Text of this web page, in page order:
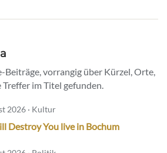
Beiträge, vorrangig über Kürzel, Orte,
im Titel gefunden.
2026 · Kultur
Destroy You live in Bochum